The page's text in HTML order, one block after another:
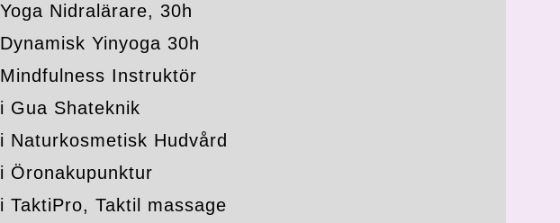
Nidralärare, 30h
Yinyoga 30h
Instruktör
Gua Shateknik
Naturkosmetisk Hudvård
Öronakupunktur
TaktiPro, Taktil massage